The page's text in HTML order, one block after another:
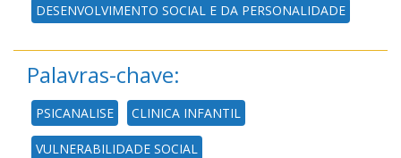
DESENVOLVIMENTO SOCIAL E DA PERSONALIDADE
Palavras-chave:
PSICANALISE CLINICA INFANTIL
VULNERABILIDADE SOCIAL